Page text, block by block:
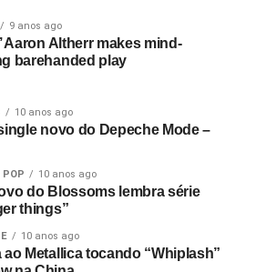
9 anos ago
Aaron Altherr makes mind-
barehanded play
10 anos ago
novo do Depeche Mode –
POP 10 anos ago
do Blossoms lembra série
things”
10 anos ago
ao Metallica tocando “Whiplash”